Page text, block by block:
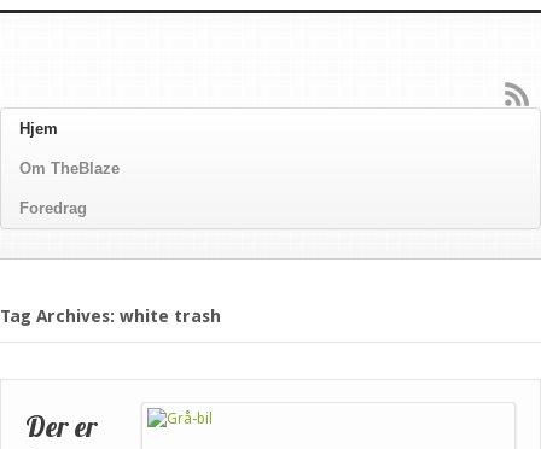
Hjem
Om TheBlaze
Foredrag
Tag Archives: white trash
Der er